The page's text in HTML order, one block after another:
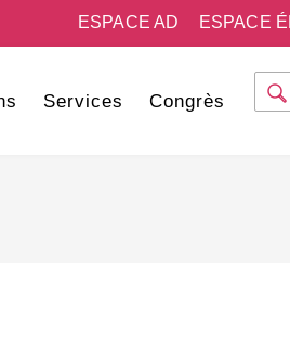
ESPACE
ESPACE AD
Services Congrès